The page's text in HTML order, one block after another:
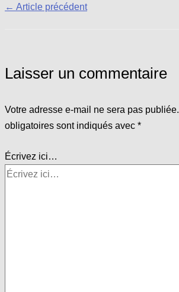
← Article précédent
Laisser un commentaire
Votre adresse e-mail ne sera pas publiée.
obligatoires sont indiqués avec *
Écrivez ici…